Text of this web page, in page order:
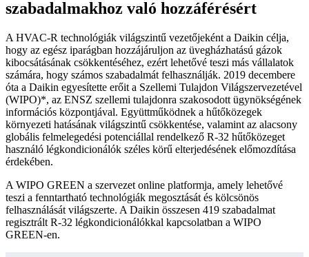
szabadalmakhoz való hozzáférésért
A HVAC-R technológiák világszintű vezetőjeként a Daikin célja,
hogy az egész iparágban hozzájáruljon az üvegházhatású gázok
kibocsátásának csökkentéséhez, ezért lehetővé teszi más vállalatok
számára, hogy számos szabadalmát felhasználják. 2019 decembere
óta a Daikin egyesítette erőit a Szellemi Tulajdon Világszervezetével
(WIPO)*, az ENSZ szellemi tulajdonra szakosodott ügynökségének
információs központjával. Együttműködnek a hűtőközegek
környezeti hatásának világszintű csökkentése, valamint az alacsony
globális felmelegedési potenciállal rendelkező R-32 hűtőközeget
használó légkondicionálók széles körű elterjedésének előmozdítása
érdekében.
A WIPO GREEN a szervezet online platformja, amely lehetővé
teszi a fenntartható technológiák megosztását és kölcsönös
felhasználását világszerte. A Daikin összesen 419 szabadalmat
regisztrált R-32 légkondicionálókkal kapcsolatban a WIPO
GREEN-en.